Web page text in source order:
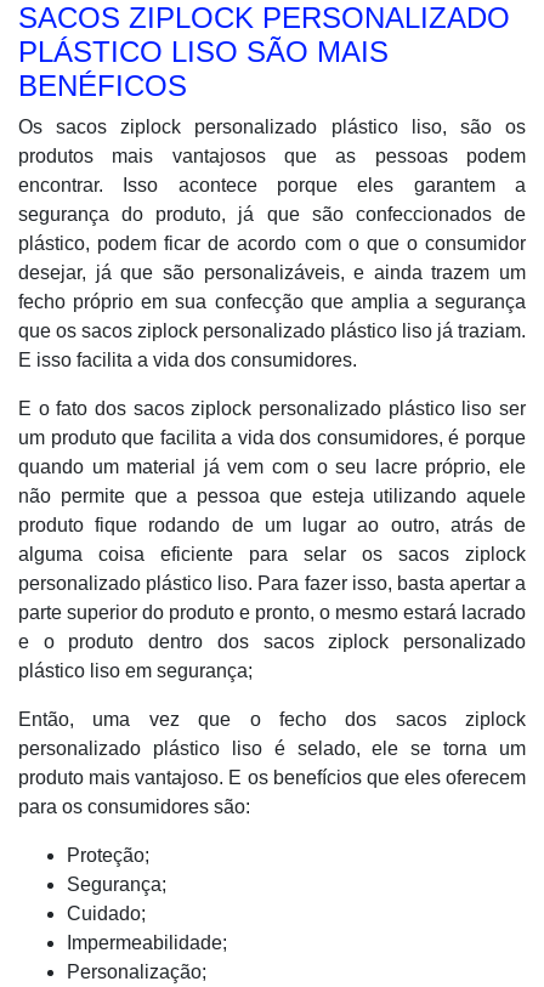
SACOS ZIPLOCK PERSONALIZADO
PLÁSTICO LISO SÃO MAIS
BENÉFICOS
Os sacos ziplock personalizado plástico liso, são os
produtos mais vantajosos que as pessoas podem
encontrar. Isso acontece porque eles garantem a
segurança do produto, já que são confeccionados de
plástico, podem ficar de acordo com o que o consumidor
desejar, já que são personalizáveis, e ainda trazem um
fecho próprio em sua confecção que amplia a segurança
que os sacos ziplock personalizado plástico liso já traziam.
E isso facilita a vida dos consumidores.
E o fato dos sacos ziplock personalizado plástico liso ser
um produto que facilita a vida dos consumidores, é porque
quando um material já vem com o seu lacre próprio, ele
não permite que a pessoa que esteja utilizando aquele
produto fique rodando de um lugar ao outro, atrás de
alguma coisa eficiente para selar os sacos ziplock
personalizado plástico liso. Para fazer isso, basta apertar a
parte superior do produto e pronto, o mesmo estará lacrado
e o produto dentro dos sacos ziplock personalizado
plástico liso em segurança;
Então, uma vez que o fecho dos sacos ziplock
personalizado plástico liso é selado, ele se torna um
produto mais vantajoso. E os benefícios que eles oferecem
para os consumidores são:
Proteção;
Segurança;
Cuidado;
Impermeabilidade;
Personalização;